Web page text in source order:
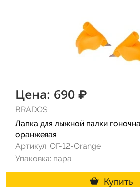
Цена: 690 ₽
BRADOS
Лапка для лыжной палки
оранжевая
Артикул: ОГ-12-Orange
Упаковка: пара
Купить